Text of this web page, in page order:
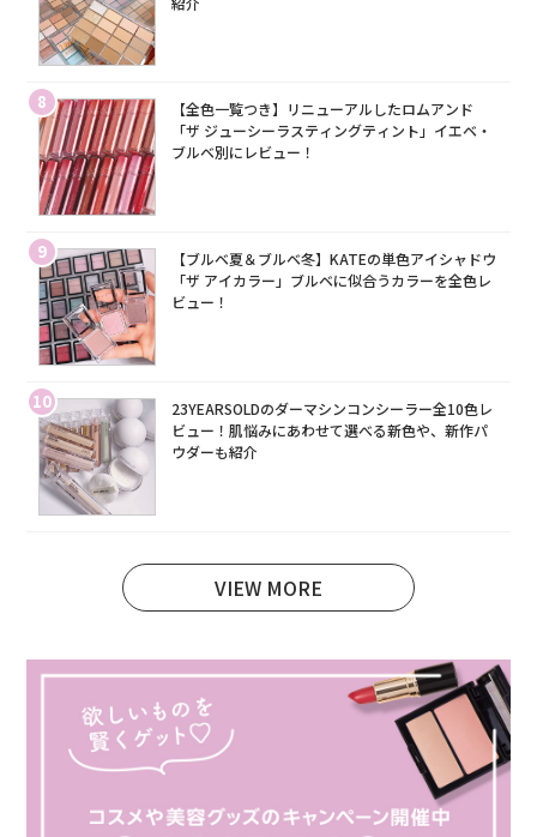
8
【全色一覧つき】リニューアルしたロムアンド
「ザ ジューシーラスティングティント」イエベ・
ブルベ別にレビュー！
9
【ブルベ夏＆ブルベ冬】KATEの単色アイシャドウ
「ザ アイカラー」ブルベに似合うカラーを全色レ
ビュー！
10
23YEARSOLDのダーマシンコンシーラー全10色レ
ビュー！肌悩みにあわせて選べる新色や、新作パ
ウダーも紹介
VIEW MORE